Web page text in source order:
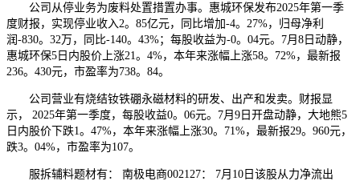
公司从停业务为废料处置措置办事。惠城环保发布2025年第一季
度财报，实现停业收入2。85亿元，同比增加-4。27%，归母净利
润-830。32万，同比-140。43%；每股收益为-0。04元。7月8日动静，
惠城环保5日内股价上涨21。4%，本年来涨幅上涨58。72%，最新报
236。430元，市盈率为738。84。
公司营业有烧结钕铁硼永磁材料的研发、出产和发卖。财报显
示， 2025年第一季度，每股收益0。06元。7月9日开盘动静，大地熊5
日内股价下跌1。47%，本年来涨幅上涨30。71%，最新报29。960元，
跌3。04%，市盈率为107。
服拆辅料题材有： 南极电商002127： 7月10日该股从力净流出